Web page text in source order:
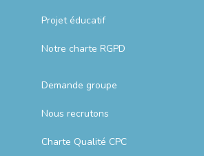
Projet éducatif
Notre charte RGPD
Demande groupe
Nous recrutons
Charte Qualité CPC